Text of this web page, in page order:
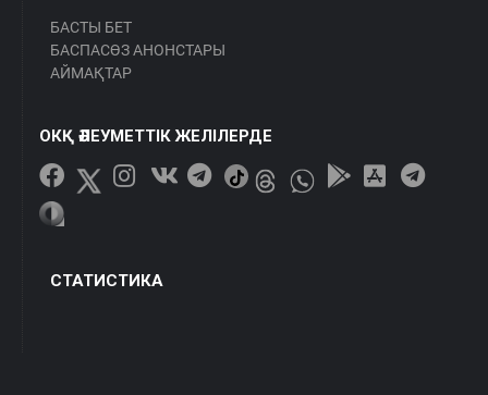
БАСТЫ БЕТ
БАСПАСӨЗ АНОНСТАРЫ
АЙМАҚТАР
ОКҚ ӘЛЕУМЕТТІК ЖЕЛІЛЕРДЕ
СТАТИСТИКА